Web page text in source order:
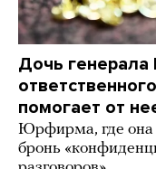
Дочь генерала
помогает от
Юрфирма, где она
бронь